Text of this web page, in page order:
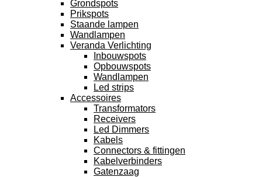
Grondspots
Prikspots
Staande lampen
Wandlampen
Veranda Verlichting
Inbouwspots
Opbouwspots
Wandlampen
Led strips
Accessoires
Transformators
Receivers
Led Dimmers
Kabels
Connectors & fittingen
Kabelverbinders
Gatenzaag